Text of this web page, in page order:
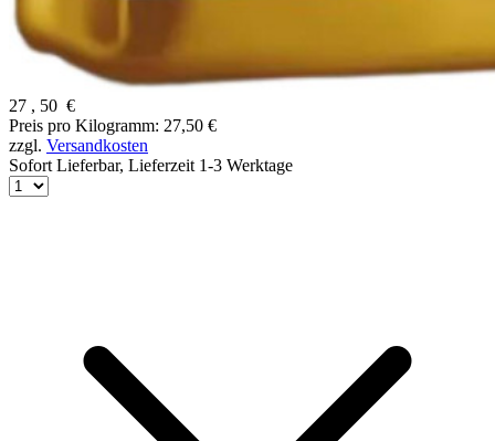
27 , 50 €
Preis pro Kilogramm: 27,50 €
zzgl. Versandkosten
Sofort Lieferbar, Lieferzeit 1-3 Werktage